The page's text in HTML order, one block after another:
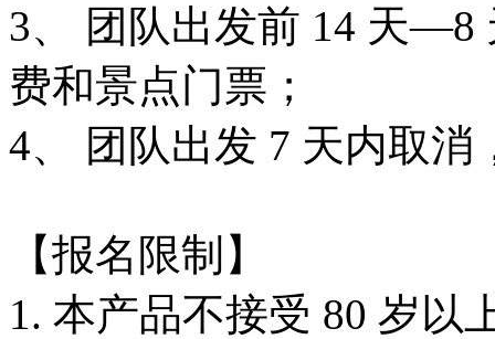
3、 团队出发前 14 天—8
费和景点门票；
4、 团队出发 7 天内取消
【报名限制】
1. 本产品不接受 80 岁以